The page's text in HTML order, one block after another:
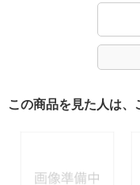
この商品を見た人は